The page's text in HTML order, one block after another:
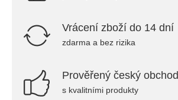
Vrácení zboží do 14 dní
zdarma a bez rizika
Prověřený český obchod
s kvalitními produkty